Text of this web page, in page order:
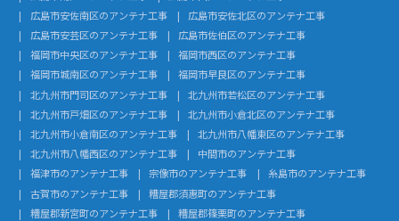
広島市安佐南区のアンテナ工事
広島市安佐北区のアンテナ工事
広島市安芸区のアンテナ工事
広島市佐伯区のアンテナ工事
福岡市中央区のアンテナ工事
福岡市西区のアンテナ工事
福岡市城南区のアンテナ工事
福岡市早良区のアンテナ工事
北九州市門司区のアンテナ工事
北九州市若松区のアンテナ工事
北九州市戸畑区のアンテナ工事
北九州市小倉北区のアンテナ工事
北九州市小倉南区のアンテナ工事
北九州市八幡東区のアンテナ工事
北九州市八幡西区のアンテナ工事
中間市のアンテナ工事
福津市のアンテナ工事
宗像市のアンテナ工事
糸島市のアンテナ工事
古賀市のアンテナ工事
糟屋郡須惠町のアンテナ工事
糟屋郡新宮町のアンテナ工事
糟屋郡篠栗町のアンテナ工事